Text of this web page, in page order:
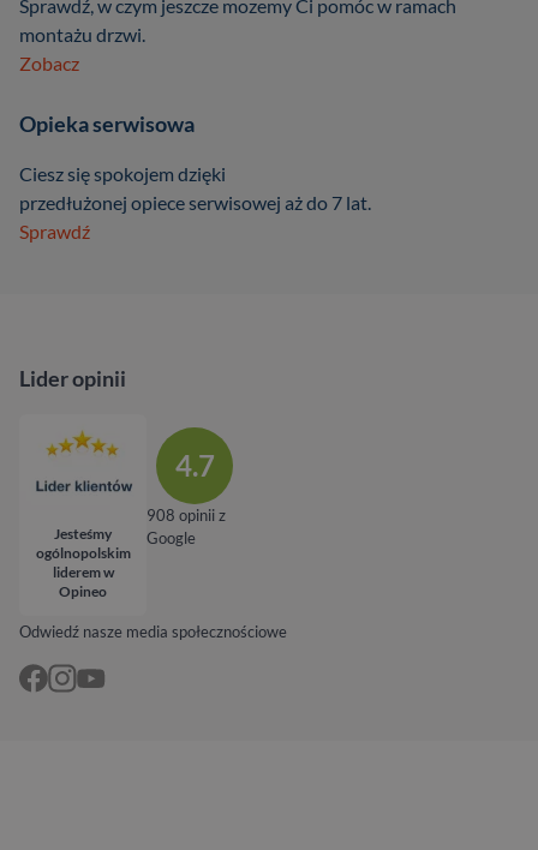
Sprawdź, w czym jeszcze mozemy Ci pomóc w ramach
montażu drzwi.
Zobacz
Opieka serwisowa
Ciesz się spokojem dzięki
przedłużonej opiece serwisowej aż do 7 lat.
Sprawdź
Odwiedź nasze media społecznościowe
Lider opinii
Jesteśmy
ogólnopolskim
liderem w
Opineo
4.7
908 opinii z
Google